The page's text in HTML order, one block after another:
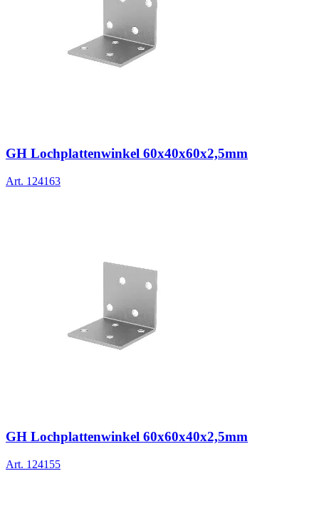
GH Lochplattenwinkel 60x40x60x2,5mm
Art. 124163
GH Lochplattenwinkel 60x60x40x2,5mm
Art. 124155